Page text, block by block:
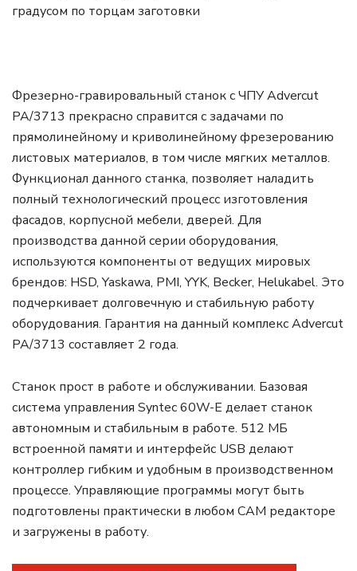
градусом по торцам заготовки
Фрезерно-гравировальный станок с ЧПУ Advercut
PA/3713 прекрасно справится с задачами по
прямолинейному и криволинейному фрезерованию
листовых материалов, в том числе мягких металлов.
Функционал данного станка, позволяет наладить
полный технологический процесс изготовления
фасадов, корпусной мебели, дверей. Для
производства данной серии оборудования,
используются компоненты от ведущих мировых
брендов: HSD, Yaskawa, PMI, YYK, Becker, Helukabel. Это
подчеркивает долговечную и стабильную работу
оборудования. Гарантия на данный комплекс Advercut
PA/3713 составляет 2 года.
Станок прост в работе и обслуживании. Базовая
система управления Syntec 60W-E делает станок
автономным и стабильным в работе. 512 МБ
встроенной памяти и интерфейс USB делают
контроллер гибким и удобным в производственном
процессе. Управляющие программы могут быть
подготовлены практически в любом CAM редакторе
и загружены в работу.